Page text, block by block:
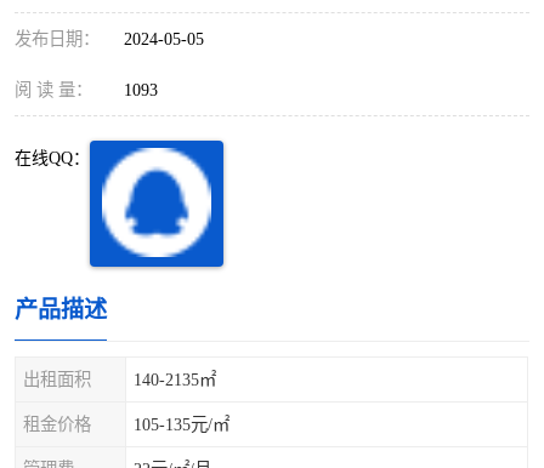
发布日期： 2024-05-05
阅 读 量： 1093
在线QQ：
产品描述
出租面积 140-2135㎡
租金价格 105-135元/㎡
南山区
南头
深圳超级总部基地
华侨城
龙岗区
宝安西乡